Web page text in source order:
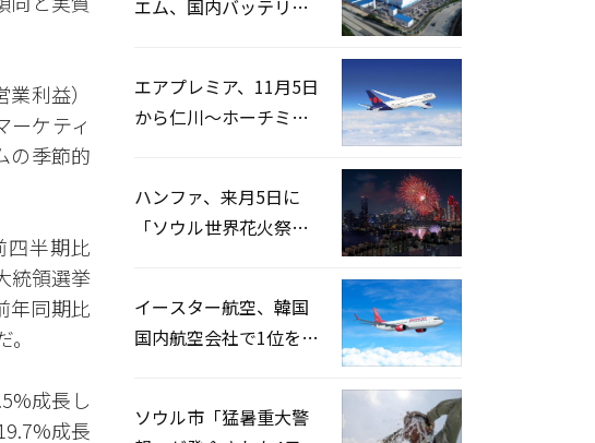
利益）
ーケティ
の季節的
四半期比
統領選挙
年同期比
成長し
成長
エム、国内バッテリー
エアプレミア、11月5日
から仁川〜ホーチミン
ハンファ、来月5日に
「ソウル世界花火祭り
イースター航空、韓国
国内航空会社で1位を記
ソウル市「猛暑重大警